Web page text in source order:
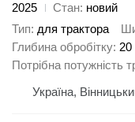
2025
Стан новий
Тип для трактора
Глибина обробітку
Потрібна потужність
Україна,